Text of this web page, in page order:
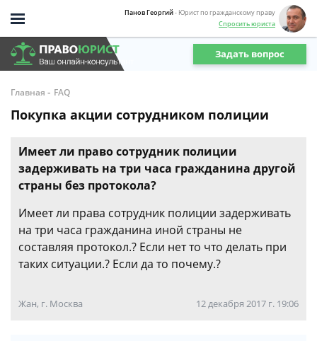
Панов Георгий- Юрист по гражданскому праву
Спросить юриста
Задать вопрос
Главная - FAQ
Покупка акции сотрудником полиции
Имеет ли право сотрудник полиции
задерживать на три часа гражданина другой
страны без протокола?
Имеет ли права сотрудник полиции задерживать
на три часа гражданина иной страны не
составляя протокол.? Если нет то что делать при
таких ситуации.? Если да то почему.?
Жан, г. Москва 12 декабря 2017 г. 19:06